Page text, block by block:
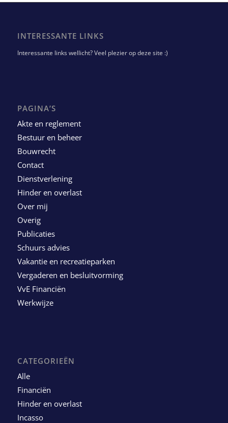
INTERESSANTE LINKS
Interessante links wellicht? Veel plezier op deze site :)
PAGINA’S
Akte en reglement
Bestuur en beheer
Bouwrecht
Contact
Dienstverlening
Hinder en overlast
Over mij
Overig
Publicaties
Schuurs advies
Vakantie en recreatieparken
Vergaderen en besluitvorming
VvE Financiën
Werkwijze
CATEGORIEËN
Alle
Financiën
Hinder en overlast
Incasso